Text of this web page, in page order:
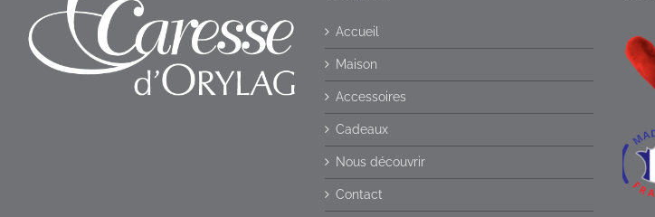
Accueil
Maison
Accessoires
Cadeaux
Nous découvrir
Contact